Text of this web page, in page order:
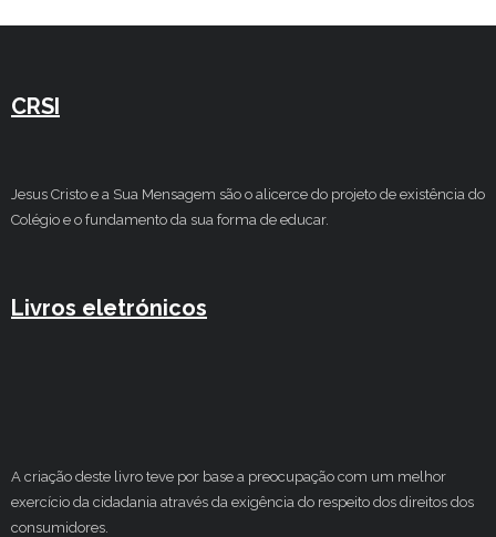
CRSI
Jesus Cristo e a Sua Mensagem são o alicerce do projeto de existência do
Colégio e o fundamento da sua forma de educar.
Livros eletrónicos
A criação deste livro teve por base a preocupação com um melhor
exercício da cidadania através da exigência do respeito dos direitos dos
consumidores.